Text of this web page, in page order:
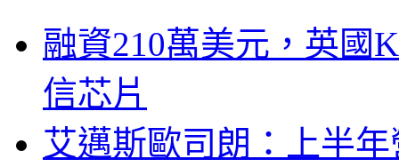
融資210萬美元，英國
信芯片
艾邁斯歐司朗：上半